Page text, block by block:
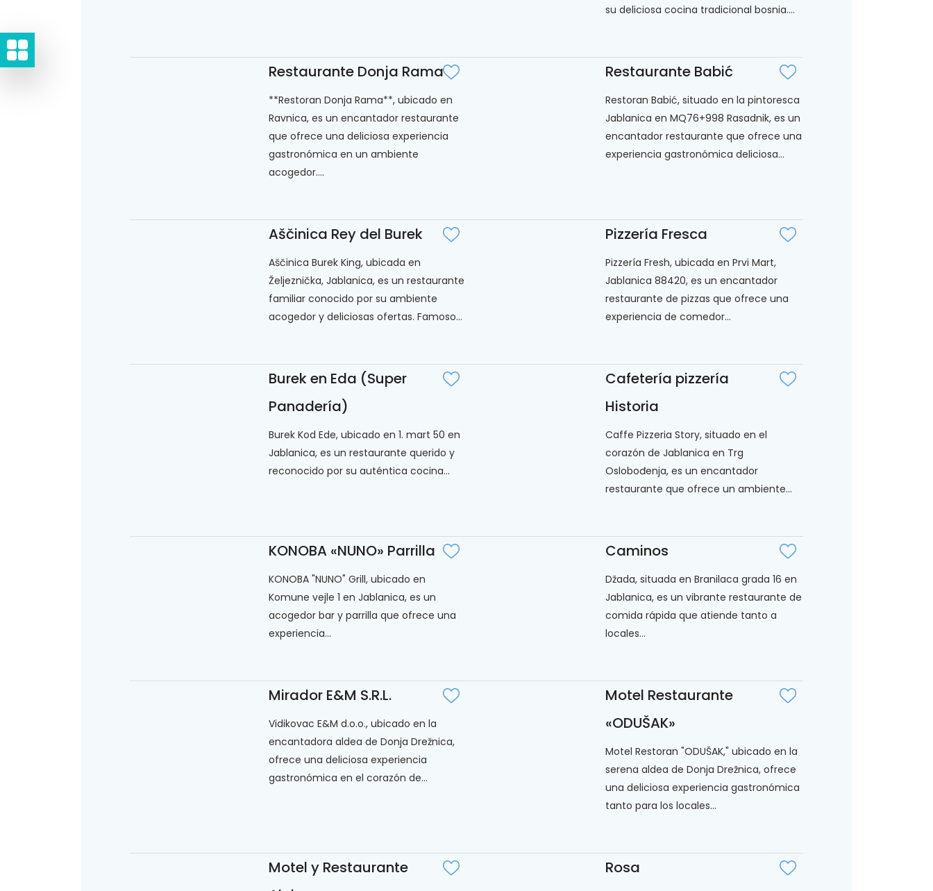
su deliciosa cocina tradicional bosnia....
Restaurante Donja Rama
**Restoran Donja Rama**, ubicado en
Ravnica, es un encantador restaurante
que ofrece una deliciosa experiencia
gastronómica en un ambiente
acogedor....
Restaurante Babić
Restoran Babić, situado en la pintoresca
Jablanica en MQ76+998 Rasadnik, es un
encantador restaurante que ofrece una
experiencia gastronómica deliciosa...
Aščinica Rey del Burek
Aščinica Burek King, ubicada en
Željeznička, Jablanica, es un restaurante
familiar conocido por su ambiente
acogedor y deliciosas ofertas. Famoso...
Pizzería Fresca
Pizzería Fresh, ubicada en Prvi Mart,
Jablanica 88420, es un encantador
restaurante de pizzas que ofrece una
experiencia de comedor...
Burek en Eda (Super
Panadería)
Burek Kod Ede, ubicado en 1. mart 50 en
Jablanica, es un restaurante querido y
reconocido por su auténtica cocina...
Cafetería pizzería
Historia
Caffe Pizzeria Story, situado en el
corazón de Jablanica en Trg
Oslobođenja, es un encantador
restaurante que ofrece un ambiente...
KONOBA «NUNO» Parrilla
KONOBA "NUNO" Grill, ubicado en
Komune vejle 1 en Jablanica, es un
acogedor bar y parrilla que ofrece una
experiencia...
Caminos
Džada, situada en Branilaca grada 16 en
Jablanica, es un vibrante restaurante de
comida rápida que atiende tanto a
locales...
Mirador E&M S.R.L.
Vidikovac E&M d.o.o., ubicado en la
encantadora aldea de Donja Drežnica,
ofrece una deliciosa experiencia
gastronómica en el corazón de...
Motel Restaurante
«ODUŠAK»
Motel Restoran "ODUŠAK," ubicado en la
serena aldea de Donja Drežnica, ofrece
una deliciosa experiencia gastronómica
tanto para los locales...
Motel y Restaurante
Rosa